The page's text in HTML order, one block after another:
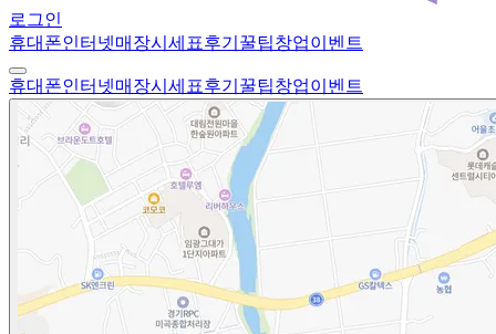
로그인
휴대폰인터넷매장시세표후기 꿀팁창업이벤트
휴대폰인터넷매장시세표후기 꿀팁창업이벤트